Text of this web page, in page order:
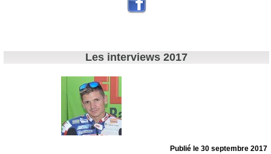
Les interviews 2017
Publié le 30 septembre 2017